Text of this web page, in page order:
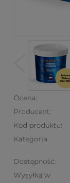
Ocena:
Producent:
Kod produktu:
Kategoria
Dostępność:
Wysyłka w: